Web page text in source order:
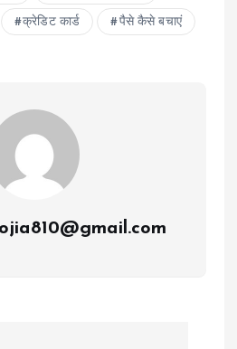
क्रेडिट कार्ड पैसे कैसे बचाएं